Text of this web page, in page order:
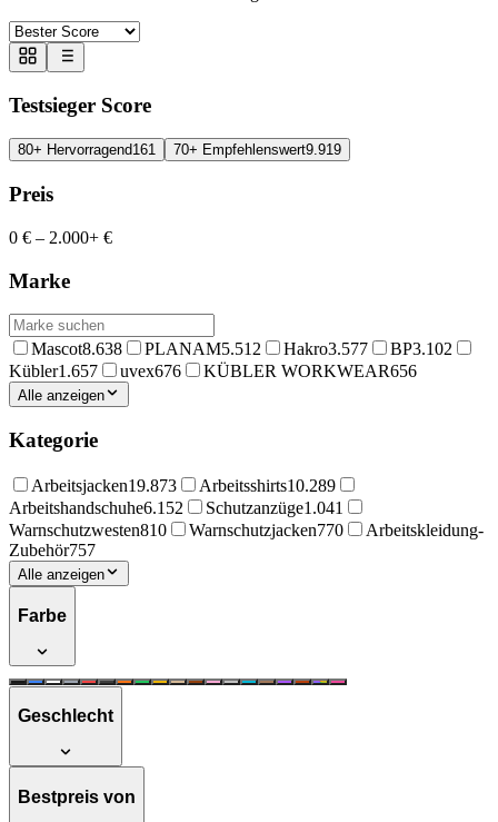
Testsieger Score
80+ Hervorragend161 70+ Empfehlenswert9.919
Preis
0 € – 2.000+ €
Marke
Mascot8.638 PLANAM5.512 Hakro3.577 BP3.102
Kübler1.657 uvex676 KÜBLER WORKWEAR656
Alle anzeigen
Kategorie
Arbeitsjacken19.873 Arbeitsshirts10.289
Arbeitshandschuhe6.152 Schutzanzüge1.041
Warnschutzwesten810 Warnschutzjacken770
Arbeitskleidung-
Zubehör757
Alle anzeigen
Farbe
Geschlecht
Bestpreis von